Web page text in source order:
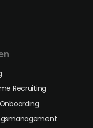
Recruiting